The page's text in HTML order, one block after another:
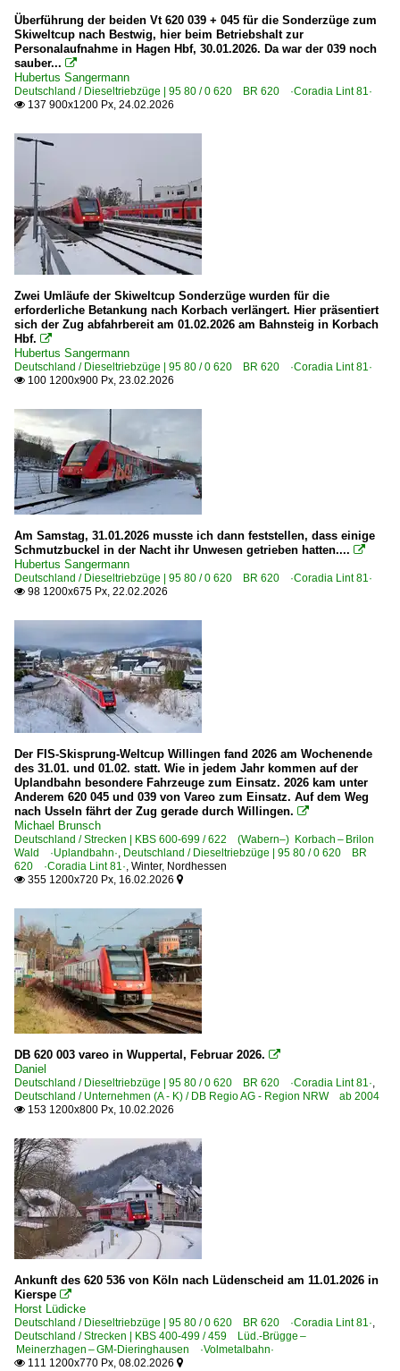
Unternehmen (L - Z)
Ostdeutsche Eisenbahn GmbH, Parchim ·ODEG·
Regentalbahn AG - vlexx GmbH, Mainz ·LBVX·
Transdev GmbH - Bayerische Regiobahn ·BRB·
Vulkan-Eifel-Bahn GmbH, Gerolstein ·VEB·
Luxemburg
Elektrotriebzüge
BR 2300 ·Kiss·
Niederlande
Elektrotriebzüge
ICE 3M · BR 406
Überführung der beiden Vt 620 039 + 045 für die Sonderzüge zum
Skiweltcup nach Bestwig, hier beim Betriebshalt zur
Personalaufnahme in Hagen Hbf, 30.01.2026. Da war der 039 noch
sauber... 
Hubertus Sangermann
Deutschland / Dieseltriebzüge | 95 80 / 0 620 BR 620 ·Coradia Lint 81·
 137 900x1200 Px, 24.02.2026
Zwei Umläufe der Skiweltcup Sonderzüge wurden für die
erforderliche Betankung nach Korbach verlängert. Hier präsentiert
sich der Zug abfahrbereit am 01.02.2026 am Bahnsteig in Korbach
Hbf. 
Hubertus Sangermann
Deutschland / Dieseltriebzüge | 95 80 / 0 620 BR 620 ·Coradia Lint 81·
 100 1200x900 Px, 23.02.2026
Am Samstag, 31.01.2026 musste ich dann feststellen, dass einige
Schmutzbuckel in der Nacht ihr Unwesen getrieben hatten.... 
Hubertus Sangermann
Deutschland / Dieseltriebzüge | 95 80 / 0 620 BR 620 ·Coradia Lint 81·
 98 1200x675 Px, 22.02.2026
Der FIS-Skisprung-Weltcup Willingen fand 2026 am Wochenende
des 31.01. und 01.02. statt. Wie in jedem Jahr kommen auf der
Uplandbahn besondere Fahrzeuge zum Einsatz. 2026 kam unter
Anderem 620 045 und 039 von Vareo zum Einsatz. Auf dem Weg
nach Usseln fährt der Zug gerade durch Willingen. 
Michael Brunsch
Deutschland / Strecken | KBS 600-699 / 622 (Wabern–) Korbach – Brilon
Wald ·Uplandbahn·, Deutschland / Dieseltriebzüge | 95 80 / 0 620 BR
620 ·Coradia Lint 81·, Winter, Nordhessen
 355 1200x720 Px, 16.02.2026 
DB 620 003 vareo in Wuppertal, Februar 2026. 
Daniel
Deutschland / Dieseltriebzüge | 95 80 / 0 620 BR 620 ·Coradia Lint 81·,
Deutschland / Unternehmen (A - K) / DB Regio AG - Region NRW ab 2004
 153 1200x800 Px, 10.02.2026
Ankunft des 620 536 von Köln nach Lüdenscheid am 11.01.2026 in
Kierspe 
Horst Lüdicke
Deutschland / Dieseltriebzüge | 95 80 / 0 620 BR 620 ·Coradia Lint 81·,
Deutschland / Strecken | KBS 400-499 / 459 Lüd.-Brügge –
Meinerzhagen – GM-Dieringhausen ·Volmetalbahn·
 111 1200x770 Px, 08.02.2026 